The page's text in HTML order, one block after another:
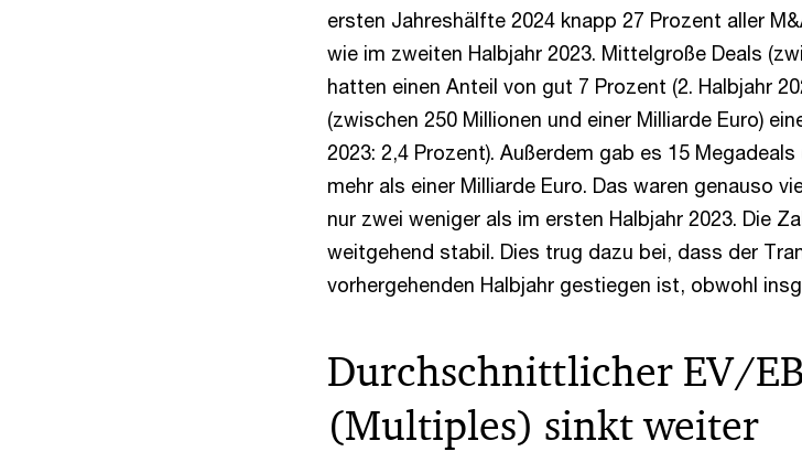
ersten Jahreshälfte 2024 knapp 27 Prozent aller
wie im zweiten Halbjahr 2023. Mittelgroße Deals
hatten einen Anteil von gut 7 Prozent (2. Halbjahr
(zwischen 250 Millionen und einer Milliarde Euro)
2023: 2,4 Prozent). Außerdem gab es 15
mehr als einer Milliarde Euro. Das waren genauso
nur zwei weniger als im ersten Halbjahr 2023. Die
weitgehend stabil. Dies trug dazu bei, dass der
vorhergehenden Halbjahr gestiegen ist, obwohl
Durchschnittlicher EV/
(Multiples) sinkt weiter